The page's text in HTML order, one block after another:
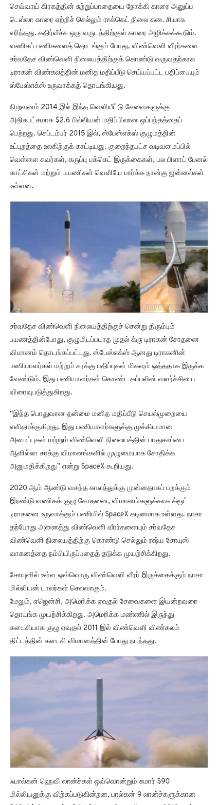
செவ்வாய் கிரகத்தின் சுற்றுப்பாதையை நோக்கி காரை அனுப்ப
டெஸ்லா காரை ஏற்றிச் செல்லும் ராக்கெட் நிலை கடைசியாக
எரிந்தது. கதிர்வீச்சு ஒரு வருடத்திற்குள் காரை அழிக்கக்கூடும்.
வணிகப் பணிகளைத் தொடங்கும் போது, விண்வெளி வீரர்களை
சர்வதேச விண்வெளி நிலையத்திற்குக் கொண்டு வருவதற்காக
டிராகன் விண்கலத்தின் மனித மதிப்பீடு செய்யப்பட்ட பதிப்பையும்
ஸ்பேஸ்எக்ஸ் உருவாக்கத் தொடங்கியது.
நிறுவனம் 2014 இல் இந்த வெளியீட்டு சேவைகளுக்கு
அதிகபட்சமாக $2.6 பில்லியன் மதிப்பிலான ஒப்பந்தத்தைப்
பெற்றது. செப்டம்பர் 2015 இல், ஸ்பேஸ்எக்ஸ் குழுமத்தின்
உட்புறத்தை உலகிற்குக் காட்டியது. குறைந்தபட்ச வடிவமைப்பில்
வெள்ளை சுவர்கள், கருப்பு பக்கெட் இருக்கைகள், பல பிளாட் பேனல்
காட்சிகள் மற்றும் பயணிகள் வெளியே பார்க்க நான்கு ஜன்னல்கள்
உள்ளன.
சர்வதேச விண்வெளி நிலையத்திற்குச் சென்று திரும்பும்
பயணத்தின்போது, குழுமிடப்படாத முதல் க்ரூ டிராகன் சோதனை
விமானம் தொடங்கப்பட்டது. ஸ்பேஸ்எக்ஸ் ஆனது டிராகனின்
பணியாளர்கள் மற்றும் சரக்கு பதிப்புகள் மிகவும் ஒத்ததாக இருக்க
வேண்டும், இது பணியாளர்கள் கொண்ட கப்பலின் வளர்ச்சியை
விரைவுபடுத்துகிறது.
“இந்த பொதுவான தன்மை மனித மதிப்பீடு செயல்முறையை
எளிதாக்குகிறது, இது பணியாளர்களுக்கு முக்கியமான
அமைப்புகள் மற்றும் விண்வெளி நிலையத்தின் பாதுகாப்பை
ஆளில்லா சரக்கு விமானங்களில் முழுமையாக சோதிக்க
அனுமதிக்கிறது” என்று SpaceX கூறியது.
2020 ஆம் ஆண்டு வசந்த காலத்துக்கு முன்னதாகப் பறக்கும்
இரண்டு வணிகக் குழு சோதனை, விமானங்களுக்காக க்ரூட்
டிராகனை உருவாக்கும் பணியில் SpaceX கடினமாக உள்ளது. நாசா
தற்போது அனைத்து விண்வெளி வீரர்களையும் சர்வதேச
விண்வெளி நிலையத்திற்கு கொண்டு செல்லும் ரஷ்ய சோயுஸ்
வாகனத்தை நம்பியிருப்பதைத் தடுக்க முயற்சிக்கிறது.
சோயுஸில் உள்ள ஒவ்வொரு விண்வெளி வீரர் இருக்கைக்கும் நாசா
மில்லியன் டாலர்கள் செலவாகும்.
மேலும், ஏஜென்சி, அமெரிக்க ஏவுதல் சேவைகளை இயன்றவரை
தொடங்க முயற்சிக்கிறது. அமெரிக்க மண்ணில் இருந்து
கடைசியாக குழு ஏவுதல் 2011 இல் விண்வெளி விண்கலம்
திட்டத்தின் கடைசி விமானத்தின் போது நடந்தது.
ஃபால்கன் ஹெவி லான்ச்கள் ஒவ்வொன்றும் சுமார் $90
மில்லியனுக்கு விற்கப்படுகின்றன, பால்கன் 9 லான்ச்களுக்கான